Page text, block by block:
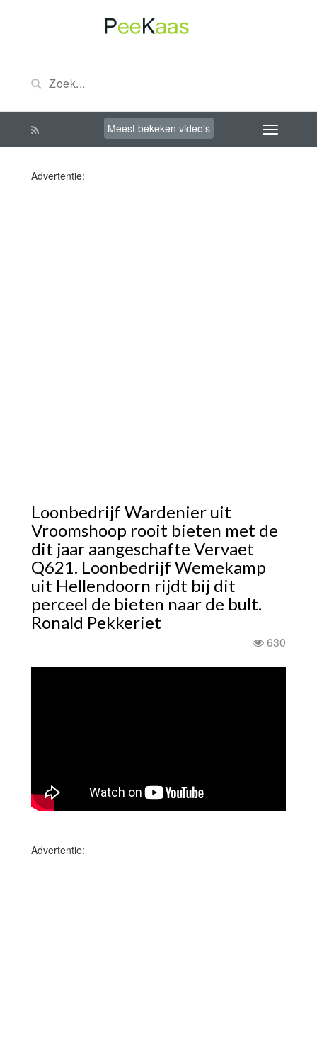
Meest bekeken video's
Advertentie:
Loonbedrijf Wardenier uit
Vroomshoop rooit bieten met de
dit jaar aangeschafte Vervaet
Q621. Loonbedrijf Wemekamp
uit Hellendoorn rijdt bij dit
perceel de bieten naar de bult.
Ronald Pekkeriet
630
Advertentie: